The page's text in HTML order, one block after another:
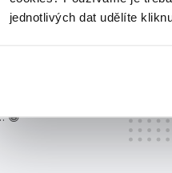
jednotlivých dat udělíte
merenda
čtení je tady. A
Ola nemá kakajíčko
online merend ji
😁